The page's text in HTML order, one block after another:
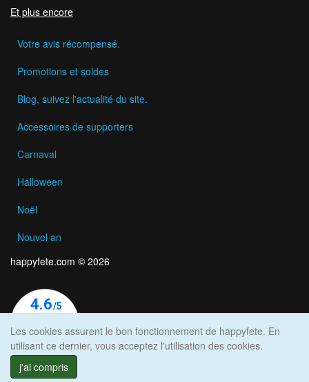
Et plus encore
Votre avis récompensé.
Promotions et soldes
Blog, suivez l'actualité du site.
Accessoires de supporters
Carnaval
Halloween
Noël
Nouvel an
happyfete.com © 2026
Les cookies assurent le bon fonctionnement de happyfete. En
utilisant ce dernier, vous acceptez l'utilisation des cookies.
j'ai compris